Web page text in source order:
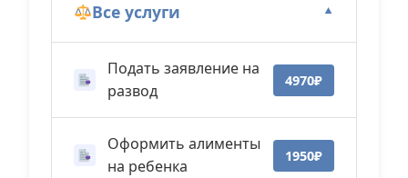
Все услуги ▼
Подать заявление на
развод
4970₽
Оформить алименты
на ребенка
1950₽